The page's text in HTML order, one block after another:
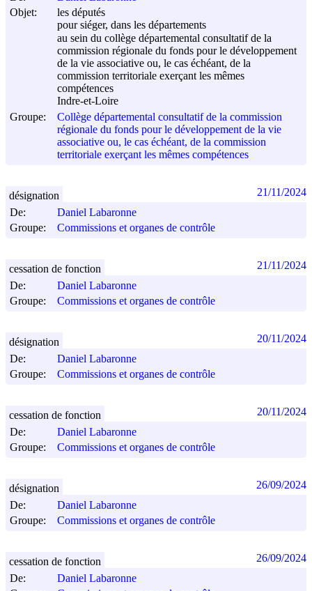
Objet:
les députés
pour siéger, dans les départements
au sein du collège départemental consultatif de la
commission régionale du fonds pour le développement
de la vie associative ou, le cas échéant, de la
commission territoriale exerçant les mêmes
compétences
Indre-et-Loire
Groupe:
Collège départemental consultatif de la commission
régionale du fonds pour le développement de la vie
associative ou, le cas échéant, de la commission
territoriale exerçant les mêmes compétences
De:
Daniel Labaronne
Groupe:
Commissions et organes de contrôle
désignation 21/11/2024
De:
Daniel Labaronne
Groupe:
Commissions et organes de contrôle
cessation de fonction 21/11/2024
De:
Daniel Labaronne
Groupe:
Commissions et organes de contrôle
désignation 20/11/2024
De:
Daniel Labaronne
Groupe:
Commissions et organes de contrôle
cessation de fonction 20/11/2024
De:
Daniel Labaronne
Groupe:
Commissions et organes de contrôle
désignation 26/09/2024
De:
Daniel Labaronne
cessation de fonction 26/09/2024